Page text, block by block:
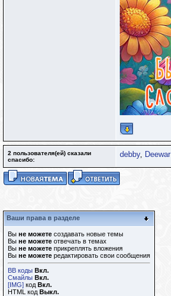
2 пользователя(ей) сказали
cпасибо:
debby, Deewar
Ваши права в разделе
Вы не можете создавать новые темы
Вы не можете отвечать в темах
Вы не можете прикреплять вложения
Вы не можете редактировать свои сообщения
BB коды Вкл.
Смайлы Вкл.
[IMG] код Вкл.
HTML код Выкл.